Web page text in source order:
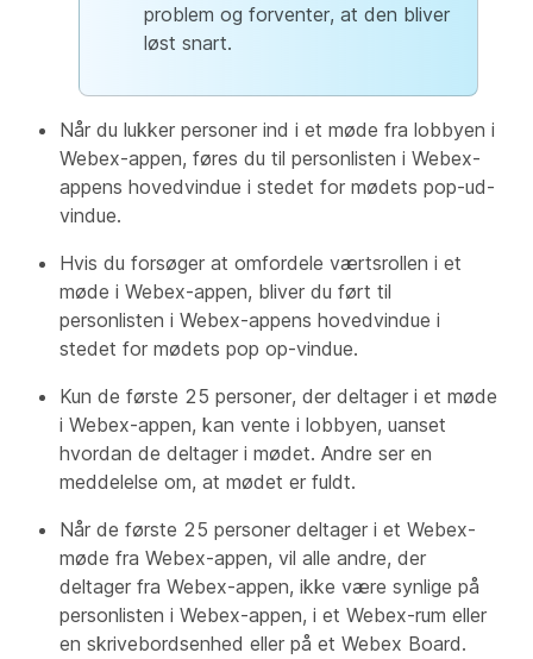
problem og forventer, at den bliver
løst snart.
Når du lukker personer ind i et møde fra lobbyen i
Webex-appen, føres du til personlisten i Webex-
appens hovedvindue i stedet for mødets pop-ud-
vindue.
Hvis du forsøger at omfordele værtsrollen i et
møde i Webex-appen, bliver du ført til
personlisten i Webex-appens hovedvindue i
stedet for mødets pop op-vindue.
Kun de første 25 personer, der deltager i et møde
i Webex-appen, kan vente i lobbyen, uanset
hvordan de deltager i mødet. Andre ser en
meddelelse om, at mødet er fuldt.
Når de første 25 personer deltager i et Webex-
møde fra Webex-appen, vil alle andre, der
deltager fra Webex-appen, ikke være synlige på
personlisten i Webex-appen, i et Webex-rum eller
en skrivebordsenhed eller på et Webex Board.